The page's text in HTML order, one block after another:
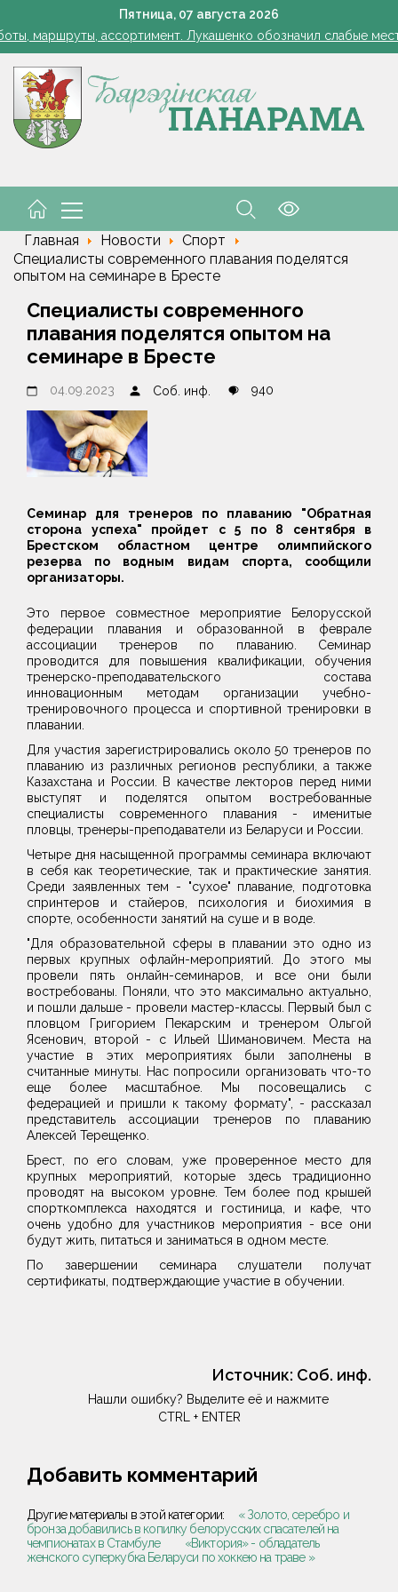
Пятница, 07 августа 2026
Лукашенко: я борюсь не за колхозы или совхозы - я борюсь
маршруты, ассортимент. Лукашенко обозначил слабые
1 стакан в ведро — тля и плодожорка бегут: Августовская
и средний бизнес приглашают к сотрудничеству с
Лукашенко: я борюсь не за колхозы или совхозы - я борюсь
Главная Новости
Спорт
Специалисты современного плавания поделятся
опытом на семинаре в Бресте
Специалисты современного
плавания поделятся опытом на
семинаре в Бресте
04.09.2023 Соб. инф. 940
Семинар для тренеров по плаванию "Обратная
сторона успеха" пройдет с 5 по 8 сентября в
Брестском областном центре олимпийского
резерва по водным видам спорта, сообщили
организаторы.
Это первое совместное мероприятие Белорусской
федерации плавания и образованной в феврале
ассоциации тренеров по плаванию. Семинар
проводится для повышения квалификации, обучения
тренерско-преподавательского состава
инновационным методам организации учебно-
тренировочного процесса и спортивной тренировки в
плавании.
Для участия зарегистрировались около 50 тренеров по
плаванию из различных регионов республики, а также
Казахстана и России. В качестве лекторов перед ними
выступят и поделятся опытом востребованные
специалисты современного плавания - именитые
пловцы, тренеры-преподаватели из Беларуси и России.
Четыре дня насыщенной программы семинара включают
в себя как теоретические, так и практические занятия.
Среди заявленных тем - "сухое" плавание, подготовка
спринтеров и стайеров, психология и биохимия в
спорте, особенности занятий на суше и в воде.
"Для образовательной сферы в плавании это одно из
первых крупных офлайн-мероприятий. До этого мы
провели пять онлайн-семинаров, и все они были
востребованы. Поняли, что это максимально актуально,
и пошли дальше - провели мастер-классы. Первый был с
пловцом Григорием Пекарским и тренером Ольгой
Ясенович, второй - с Ильей Шимановичем. Места на
участие в этих мероприятиях были заполнены в
считанные минуты. Нас попросили организовать что-то
еще более масштабное. Мы посовещались с
федерацией и пришли к такому формату", - рассказал
представитель ассоциации тренеров по плаванию
Алексей Терещенко.
Брест, по его словам, уже проверенное место для
крупных мероприятий, которые здесь традиционно
проводят на высоком уровне. Тем более под крышей
спорткомплекса находятся и гостиница, и кафе, что
очень удобно для участников мероприятия - все они
будут жить, питаться и заниматься в одном месте.
По завершении семинара слушатели получат
сертификаты, подтверждающие участие в обучении.
Источник: Соб. инф.
Нашли ошибку? Выделите её и нажмите
CTRL + ENTER
Добавить комментарий
Другие материалы в этой категории:
« Золото, серебро и
бронза добавились в копилку белорусских спасателей на
чемпионатах в Стамбуле
«Виктория» - обладатель
женского суперкубка Беларуси по хоккею на траве »